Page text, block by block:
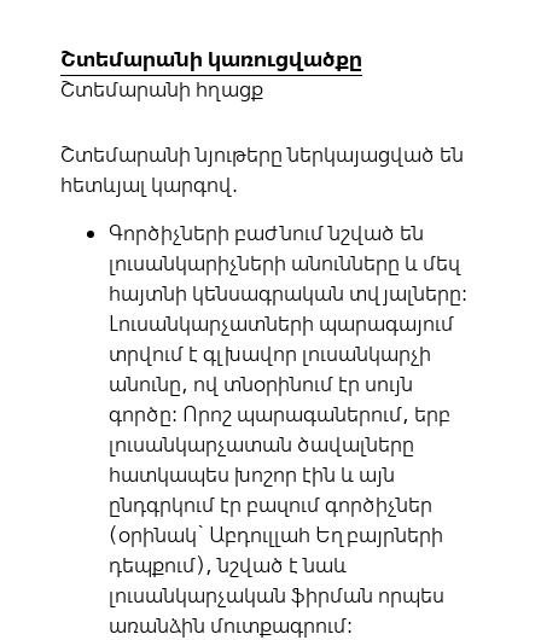
Շտեմարանի կառուցվածքը
Շտեմարանի հղացք
Շտեմարանի նյութերը ներկայացված են
հետևյալ կարգով.
Գործիչների բաժնում նշված են
լուսանկարիչների անունները և մեզ
հայտնի կենսագրական տվյալները:
Լուսանկարչատների պարագայում
տրվում է գլխավոր լուսանկարչի
անունը, ով տնօրինում էր սույն
գործը: Որոշ պարագաներում, երբ
լուսանկարչատան ծավալները
հատկապես խոշոր էին և այն
ընդգրկում էր բազում գործիչներ
(օրինակ` Աբդուլլահ Եղբայրների
դեպքում), նշված է նաև
լուսանկարչական ֆիրման որպես
առանձին մուտքագրում: